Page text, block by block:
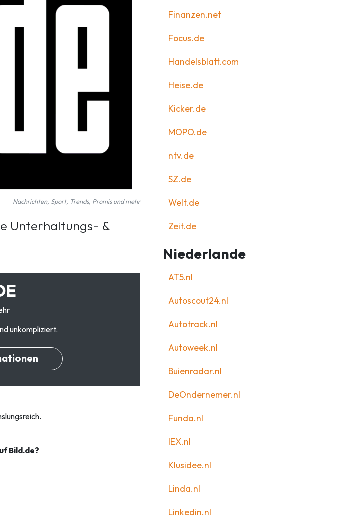
Nachrichten, Sport, Trends, Promis und mehr
Unterhaltungs- &
unkompliziert.
Bild.de?
Finanzen.net
Focus.de
Handelsblatt.com
Heise.de
Kicker.de
MOPO.de
ntv.de
SZ.de
Welt.de
Zeit.de
Niederlande
AT5.nl
Autoscout24.nl
Autotrack.nl
Autoweek.nl
Buienradar.nl
DeOndernemer.nl
Funda.nl
IEX.nl
Klusidee.nl
Linda.nl
Linkedin.nl